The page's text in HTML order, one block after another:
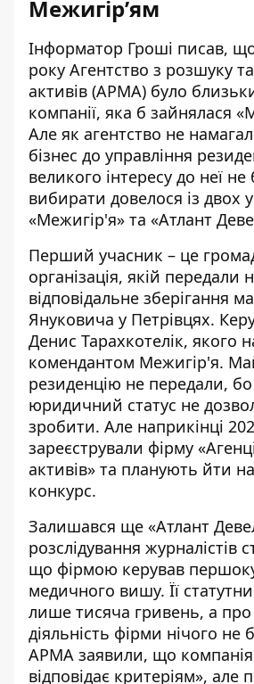
Межигір’ям
Інформатор Гроші писав,
року Агентство з розшуку
активів (АРМА) було
компанії, яка б зайнялася
Але як агентство не
бізнес до управління
великого інтересу до неї не
вибирати довелося із двох
«Межигір'я» та «Атлант
Перший учасник – це
організація, якій передали
відповідальне зберігання
Януковича у Петрівцях.
Денис Тарахкотелік, якого
комендантом Межигір'я.
резиденцію не передали, бо
юридичний статус не
зробити. Але наприкінці
зареєстрували фірму
активів» та планують йти
конкурс.
Залишався ще «Атлант
розслідування журналістів
що фірмою керував
медичного вишу. Її
лише тисяча гривень, а про
діяльність фірми нічого не
АРМА заявили, що
відповідає критеріям», але